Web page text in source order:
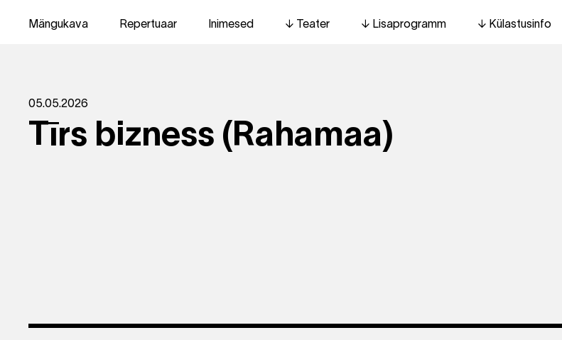
Mängukava Repertuaar Inimesed Teater Lisaprogramm Külastusinfo
05.05.2026
Tīrs bizness (Rahamaa)